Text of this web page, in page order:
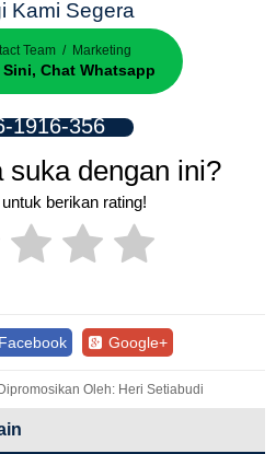
Kami Segera
Team / Marketing
Chat Whatsapp
1916-356
suka dengan ini?
berikan rating!
Facebook Google+
Oleh: Heri Setiabudi